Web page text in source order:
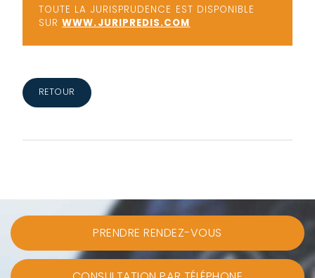
TOUTE LA JURISPRUDENCE EST DISPONIBLE
SURWWW.JURIPREDIS.COM
RETOUR
PRENDRE RENDEZ-VOUS